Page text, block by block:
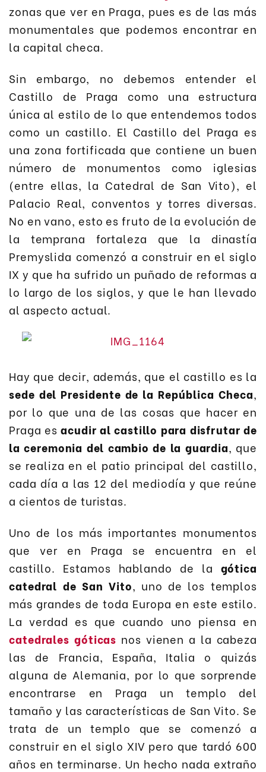
zonas que ver en Praga, pues es de las más
monumentales que podemos encontrar en
la capital checa.
Sin embargo, no debemos entender el
Castillo de Praga como una estructura
única al estilo de lo que entendemos todos
como un castillo. El Castillo del Praga es
una zona fortificada que contiene un buen
número de monumentos como iglesias
(entre ellas, la Catedral de San Vito), el
Palacio Real, conventos y torres diversas.
No en vano, esto es fruto de la evolución de
la temprana fortaleza que la dinastía
Premyslida comenzó a construir en el siglo
IX y que ha sufrido un puñado de reformas a
lo largo de los siglos, y que le han llevado
al aspecto actual.
Hay que decir, además, que el castillo es la
sede del Presidente de la República Checa,
por lo que una de las cosas que hacer en
Praga esacudir al castillo para disfrutar de
la ceremonia del cambio de la guardia, que
se realiza en el patio principal del castillo,
cada día a las 12 del mediodía y que reúne
a cientos de turistas.
Uno de los más importantes monumentos
que ver en Praga se encuentra en el
castillo. Estamos hablando de la gótica
catedral de San Vito, uno de los templos
más grandes de toda Europa en este estilo.
La verdad es que cuando uno piensa en
catedrales góticas nos vienen a la cabeza
las de Francia, España, Italia o quizás
alguna de Alemania, por lo que sorprende
encontrarse en Praga un templo del
tamaño y las características de San Vito. Se
trata de un templo que se comenzó a
construir en el siglo XIV pero que tardó 600
años en terminarse. Un hecho nada extraño